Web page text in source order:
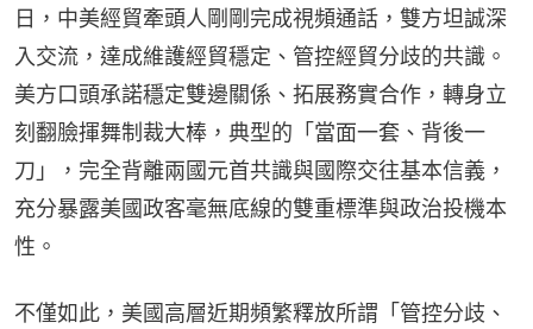
日，中美經貿牽頭人剛剛完成視頻通話，雙方坦誠深
入交流，達成維護經貿穩定、管控經貿分歧的共識。
美方口頭承諾穩定雙邊關係、拓展務實合作，轉身立
刻翻臉揮舞制裁大棒，典型的「當面一套、背後一
刀」，完全背離兩國元首共識與國際交往基本信義，
充分暴露美國政客毫無底線的雙重標準與政治投機本
性。
不僅如此，美國高層近期頻繁釋放所謂「管控分歧、